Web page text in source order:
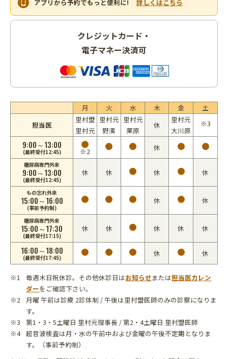
アプリから予約でもっと便利に! 詳しくはこちら
クレジットカード・
電子マネー決済可
月 火 水 木 金
土
担当医
里村盟
里村元
里村元
野濱
里村元
栗原
休
里村元
大川原
※3
9:00～13:00
(最終受付12:45) ※2 休
糖尿病専門外来
9:00～13:00
(最終受付12:45)
休 休 休 休
もの忘れ外来
15:00～16:00
(事前予約制)
休 休
糖尿病専門外来
15:00～17:30
(最終受付17:15)
休 休 休 休 休
16:00～18:00
(最終受付17:45) 休 休
毎週木日祝休診。その他休診日はお知らせまたは担当医カレン
ダーをご確認下さい。
月曜 午前は診療 2診体制 / 午後は里村盟医師のみの診察になりま
す。
第1・3・5土曜日 里村元理事長 / 第2・4土曜日 里村盟医師
超音波検査は月・水の午前中および金曜の午後不定期となりま
す。（事前予約制）